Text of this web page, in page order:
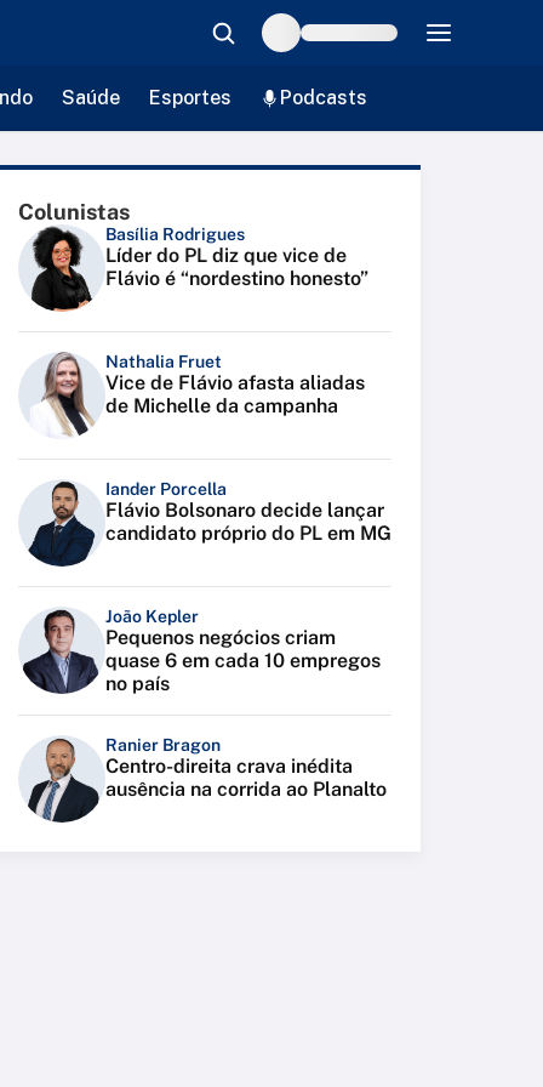
Saúde Esportes Podcasts
Colunistas
Basília Rodrigues
Líder do PL diz que vice de
Flávio é “nordestino honesto”
Nathalia Fruet
Vice de Flávio afasta aliadas
de Michelle da campanha
Iander Porcella
Flávio Bolsonaro decide lançar
candidato próprio do PL em MG
João Kepler
Pequenos negócios criam
quase 6 em cada 10 empregos
no país
Ranier Bragon
Centro-direita crava inédita
ausência na corrida ao Planalto